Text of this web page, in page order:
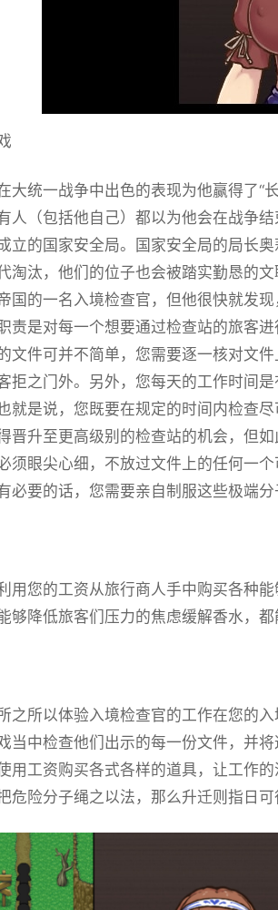
大统一战争中出色的表现为他赢得了“
人（包括他自己）都以为他会在战争
立的国家安全局。国家安全局的局长
淘汰，他们的位子也会被踏实勤恳的
国的一名入境检查官，但他很快就发
责是对每一个想要通过检查站的旅客
文件可并不简单，您需要逐一核对文
拒之门外。另外，您每天的工作时间
就是说，您既要在规定的时间内检查
晋升至更高级别的检查站的机会，但
须眼尖心细，不放过文件上的任何一
必要的话，您需要亲自制服这些极端分
用您的工资从旅行商人手中购买各种
够降低旅客们压力的焦虑缓解香水，都
之所以体验入境检查官的工作在您的
当中检查他们出示的每一份文件，并
用工资购买各式各样的道具，让工作
危险分子绳之以法，那么升迁则指日可